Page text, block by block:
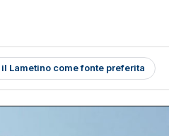
Lametino come fonte preferita